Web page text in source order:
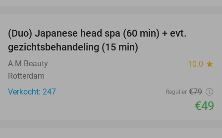
(Duo) Japanese head spa (60 min) + evt.
gezichtsbehandeling (15 min)
A.M Beauty 10.0 star
Rotterdam
Verkocht: 247
Regulier €79
€49